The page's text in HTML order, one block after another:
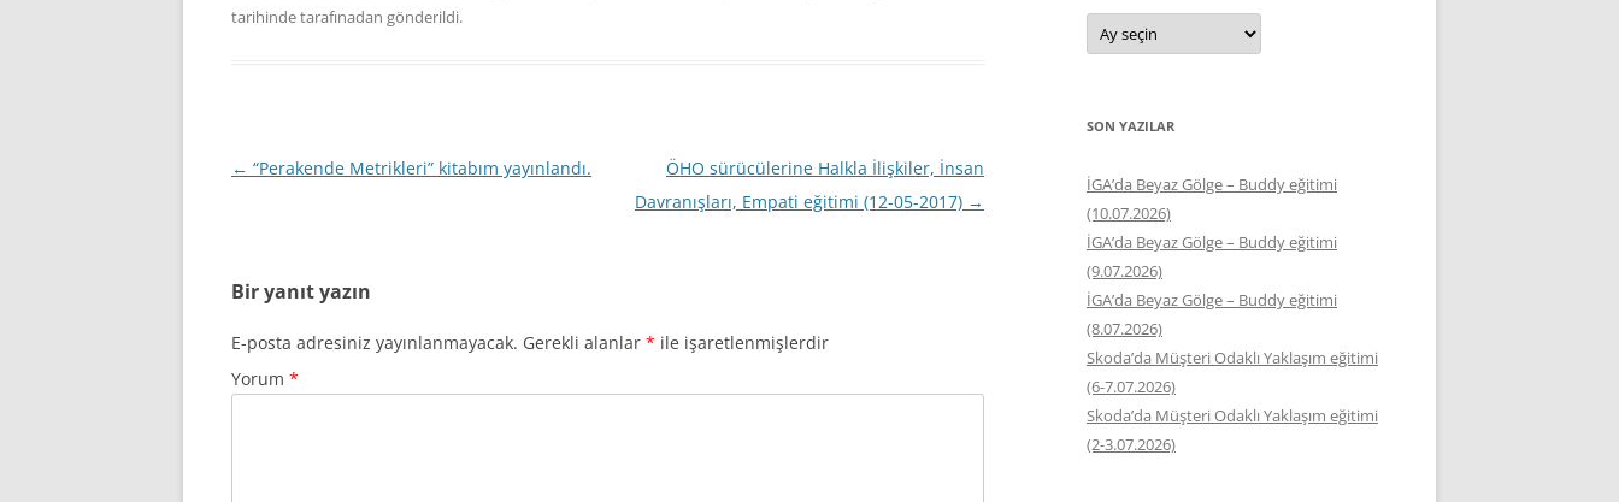
tarihindetarafınadan gönderildi.
Yazı
← “Perakende Metrikleri” kitabım yayınlandı.
ÖHO sürücülerine Halkla İlişkiler, İnsan
Davranışları, Empati eğitimi (12-05-2017) →
Bir yanıt yazın
E-posta adresiniz yayınlanmayacak. Gerekli alanlar * ile işaretlenmişlerdir
Yorum *
Arşivler
SON YAZILAR
İGA’da Beyaz Gölge – Buddy eğitimi
(10.07.2026)
İGA’da Beyaz Gölge – Buddy eğitimi
(9.07.2026)
İGA’da Beyaz Gölge – Buddy eğitimi
(8.07.2026)
Skoda’da Müşteri Odaklı Yaklaşım eğitimi
(6-7.07.2026)
Skoda’da Müşteri Odaklı Yaklaşım eğitimi
(2-3.07.2026)